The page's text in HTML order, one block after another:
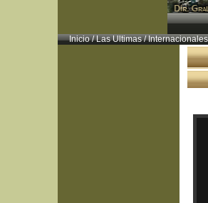
Inicio/Las Ultimas/Internacionales